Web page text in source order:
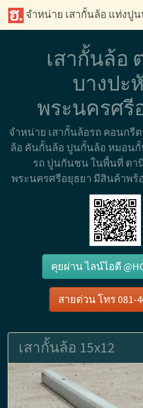
จำหน่าย เสากั้นล้อ แท่งปู
เสากั้นล้อ
บางปะ
พระนครศรี
จำหน่าย เสากั้นล้อรถ คอนกรี
ล้อ คันกั้นล้อ ปูนกั้นล้อ หมอน
รถ ปูนกันชน ในพื้นที่ ตา
พระนครศรีอยุธยา มีสินค้าพร้
คุยผ่าน ไลน์ไอดี
สายด่วน โทร 081-
เสากั้นล้อ 15x12